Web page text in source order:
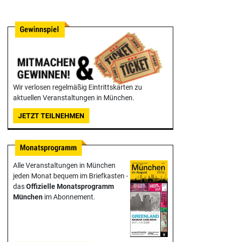
Wir verlosen regelmäßig Eintrittskarten zu
aktuellen Veranstaltungen in München.
JETZT TEILNEHMEN
Alle Veranstaltungen in München
jeden Monat bequem im Briefkasten -
dasOffizielle Monats­programm
München im Abonnement.